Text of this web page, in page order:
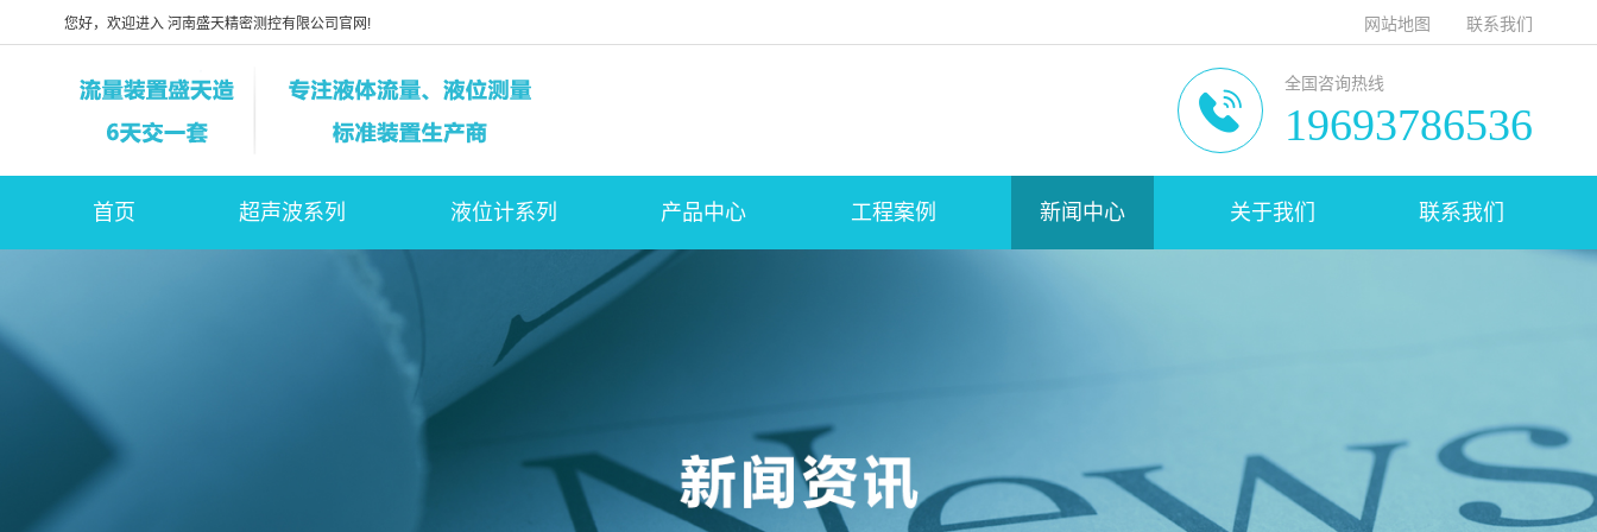
您好，欢迎进入 河南盛天精密测控有限公司官网! 网站地图 联系我们
全国咨询热线
19693786536
首页 超声波系列 液位计系列 产品中心 工程案例 新闻中心 关于我们 联系我们